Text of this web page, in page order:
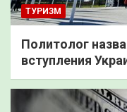
ТУРИЗМ
Политолог
вступления